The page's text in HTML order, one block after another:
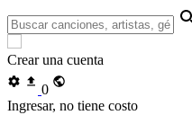
Crear una cuenta
0
Ingresar, no tiene costo